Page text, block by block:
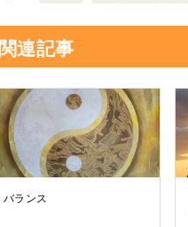
関連記事
バランス